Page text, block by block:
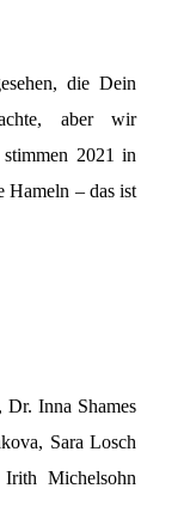
die Dein
aber wir
2021 in
Hameln – das ist
Inna Shames
Sara Losch
Irith Michelsohn